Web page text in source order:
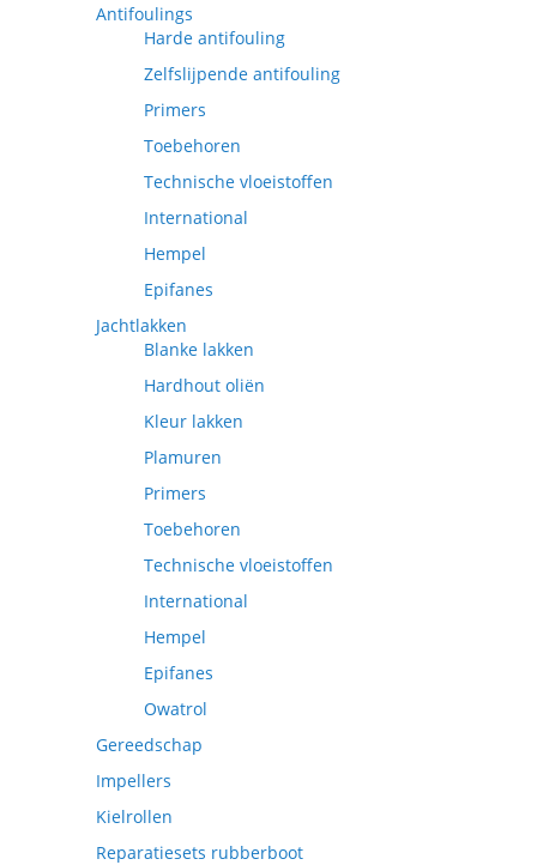
Antifoulings
Harde antifouling
Zelfslijpende antifouling
Primers
Toebehoren
Technische vloeistoffen
International
Hempel
Epifanes
Jachtlakken
Blanke lakken
Hardhout oliën
Kleur lakken
Plamuren
Primers
Toebehoren
Technische vloeistoffen
International
Hempel
Epifanes
Owatrol
Gereedschap
Impellers
Kielrollen
Reparatiesets rubberboot